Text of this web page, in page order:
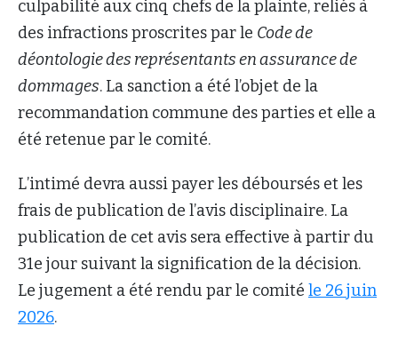
culpabilité aux cinq chefs de la plainte, reliés à
des infractions proscrites par le Code de
déontologie des représentants en assurance de
dommages. La sanction a été l’objet de la
recommandation commune des parties et elle a
été retenue par le comité.
L’intimé devra aussi payer les déboursés et les
frais de publication de l’avis disciplinaire. La
publication de cet avis sera effective à partir du
31e jour suivant la signification de la décision.
Le jugement a été rendu par le comité le 26 juin
2026.